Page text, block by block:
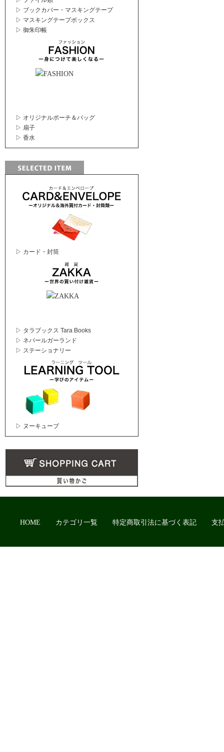
▷ ブックカバー・マスキングテープ
▷ マスキングテープボックス
▷ 御朱印帳
▷ オリジナルポーチ＆バッグ
▷ 扇子
▷ 香水
▷ カード・封筒
▷ タラブックス Tara Books
▷ ネパールガーランド
▷ ステーショナリー
▷ ヌーキューブ
HOME カテゴリ一覧 特定商取引法に基づく表記 支